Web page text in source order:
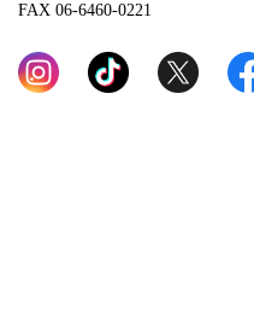
FAX 06-6460-0221